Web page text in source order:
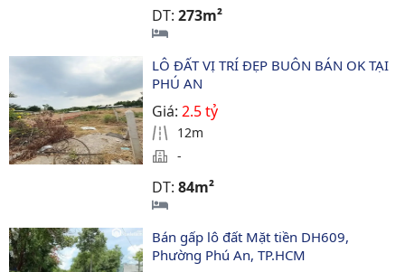
DT:273m²
LÔ ĐẤT VỊ TRÍ ĐẸP BUÔN BÁN OK TẠI
PHÚ AN
Giá:2.5 tỷ
12m
-
DT:84m²
Bán gấp lô đất Mặt tiền DH609,
Phường Phú An, TP.HCM